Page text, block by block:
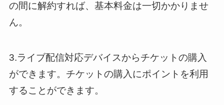
の間に解約すれば、基本料金は一切かかりませ
ん。
3.ライブ配信対応デバイスからチケットの購入
ができます。チケットの購入にポイントを利用
することができます。